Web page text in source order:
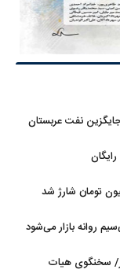
نفت عربستان
سخنگوی هیات